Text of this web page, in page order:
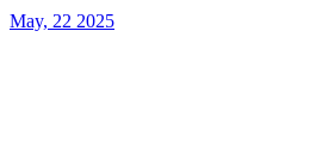
May, 22 2025